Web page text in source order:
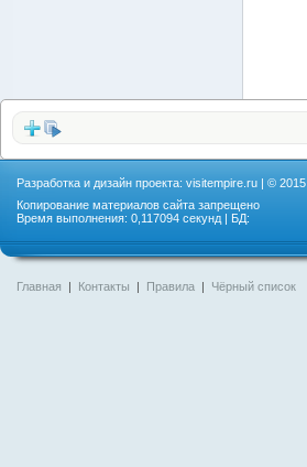
Разработка и дизайн проекта: visitempire.ru | © 2015
Копирование материалов сайта запрещено
Время выполнения: 0,117094 секунд | БД:
Главная | Контакты | Правила | Чёрный список